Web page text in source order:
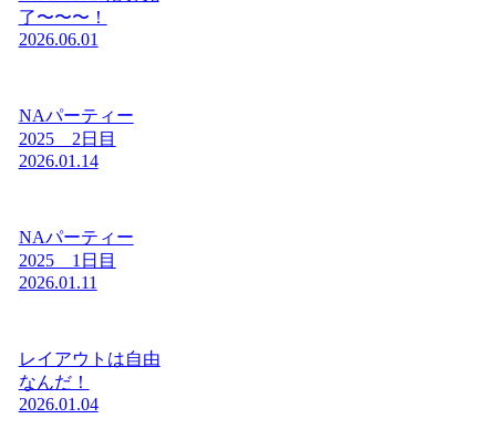
了〜〜〜！
2026.06.01
NAパーティー
2025 2日目
2026.01.14
NAパーティー
2025 1日目
2026.01.11
レイアウトは自由
なんだ！
2026.01.04